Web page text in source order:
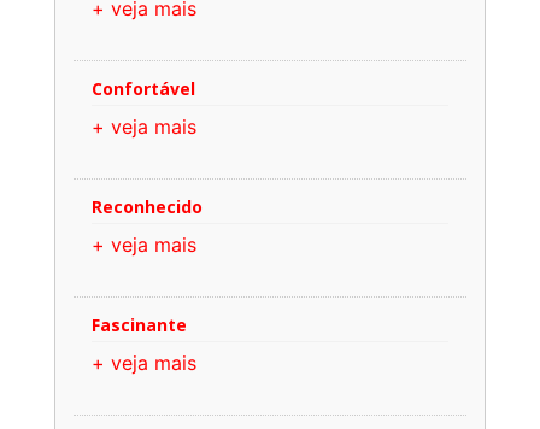
+ veja mais
Confortável
+ veja mais
Reconhecido
+ veja mais
Fascinante
+ veja mais